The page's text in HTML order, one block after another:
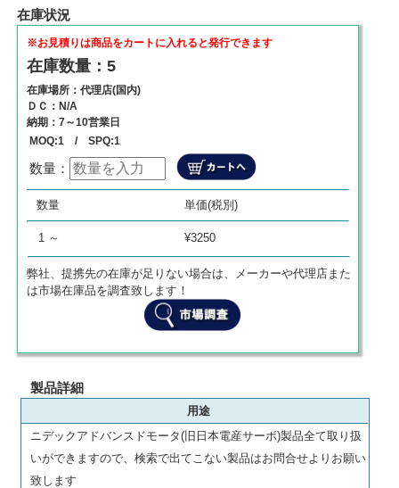
在庫状況
※お見積りは商品をカートに入れると発行できます
在庫数量：5
在庫場所：代理店(国内)
ＤＣ：N/A
納期：7～10営業日
MOQ:1 / SPQ:1
数量：
数量 単価 商品代金
0
数量 単価(税別)
1 ～ ¥3250
弊社、提携先の在庫が足りない場合は、メーカーや代理店また
は市場在庫品を調査致します！
製品詳細
用途
ニデックアドバンスドモータ(旧日本電産サーボ)製品全て取り扱
いができますので、検索で出てこない製品はお問合せよりお願い
致します